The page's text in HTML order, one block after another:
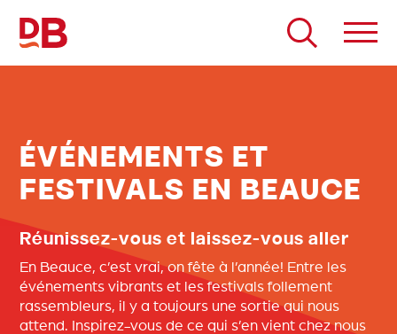
contenu
ÉVÉNEMENTS ET
FESTIVALS EN BEAUCE
Réunissez-vous et laissez-vous aller
En Beauce, c’est vrai, on fête à l’année! Entre les
événements vibrants et les festivals follement
rassembleurs, il y a toujours une sortie qui nous
attend. Inspirez-vous de ce qui s’en vient chez nous